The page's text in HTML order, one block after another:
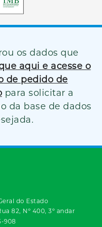
os dados que
aqui e acesse o
de pedido de
para solicitar a
da base de dados
do Estado
82, Nº 400, 3º andar
908